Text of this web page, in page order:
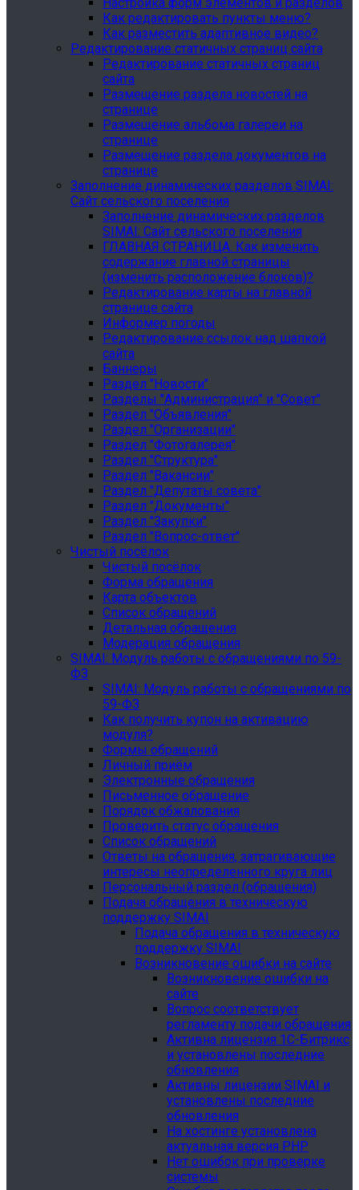
Как редактировать пункты меню?
Как разместить адаптивное видео?
Редактирование статичных страниц сайта
Редактирование статичных страниц
сайта
Размещение раздела новостей на
странице
Размещение альбома галереи на
странице
Размещение раздела документов на
странице
Заполнение динамических разделов SIMAI:
Сайт сельского поселения
Заполнение динамических разделов
SIMAI: Сайт сельского поселения
ГЛАВНАЯ СТРАНИЦА. Как изменить
содержание главной страницы
(изменить расположение блоков)?
Редактирование карты на главной
странице сайта
Информер погоды
Редактирование ссылок над шапкой
сайта
Баннеры
Раздел "Новости"
Разделы "Администрация" и "Совет"
Раздел "Объявления"
Раздел "Организации"
Раздел "Фотогалерея"
Раздел "Структура"
Раздел "Вакансии"
Раздел "Депутаты совета"
Раздел "Документы"
Раздел "Закупки"
Раздел "Вопрос-ответ"
Чистый посёлок
Чистый посёлок
Форма обращения
Карта объектов
Список обращений
Детальная обращения
Модерация обращения
SIMAI: Модуль работы с обращениями по 59-
ФЗ
SIMAI: Модуль работы с обращениями по
59-ФЗ
Как получить купон на активацию
модуля?
Формы обращений
Личный приём
Электронные обращения
Письменное обращение
Порядок обжалования
Проверить статус обращения
Список обращений
Ответы на обращения, затрагивающие
интересы неопределенного круга лиц
Персональный раздел (обращения)
Подача обращения в техническую
поддержку SIMAI
Подача обращения в техническую
поддержку SIMAI
Возникновение ошибки на сайте
Возникновение ошибки на
сайте
Вопрос соответствует
регламенту подачи обращения
Активна лицензия 1С-Битрикс
и установлены последние
обновления
Активны лицензии SIMAI и
установлены последние
обновления
На хостинге установлена
актуальная версия PHP
Нет ошибок при проверке
системы